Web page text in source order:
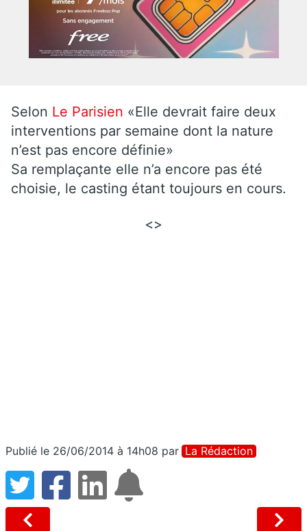
Selon Le Parisien «Elle devrait faire deux
interventions par semaine dont la nature
n’est pas encore définie»
Sa remplaçante elle n’a encore pas été
choisie, le casting étant toujours en cours.
<>
Publié le 26/06/2014 à 14h08 par La Rédaction